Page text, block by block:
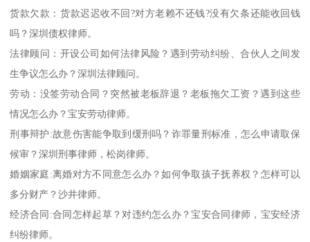
货款欠款：货款迟迟收不回?对方老赖不还钱?没有欠条还能收回钱
吗？深圳债权律师。
法律顾问：开设公司如何法律风险？遇到劳动纠纷、合伙人之间发
生争议怎么办？深圳法律顾问。
劳动：没签劳动合同？突然被老板辞退？老板拖欠工资？遇到这些
情况怎么办？宝安劳动律师。
刑事辩护:故意伤害能争取到缓刑吗？诈罪量刑标准，怎么申请取保
候审？深圳刑事律师，松岗律师。
婚姻家庭:离婚对方不同意怎么办？如何争取孩子抚养权？怎样可以
多分财产？沙井律师。
经济合同:合同怎样起草？对违约怎么办？宝安合同律师，宝安经济
纠纷律师。